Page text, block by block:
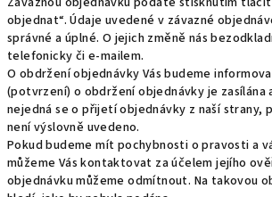
objednat“. Údaje uvedené v závazné
správné a úplné. O jejich změně nás
telefonicky či e-mailem.
O obdržení objednávky Vás budeme
(potvrzení) o obdržení objednávky je zasílána
nejedná se o přijetí objednávky z naší strany,
není výslovně uvedeno.
Pokud budeme mít pochybnosti o pravosti a
můžeme Vás kontaktovat za účelem jejího
objednávku můžeme odmítnout. Na takovou